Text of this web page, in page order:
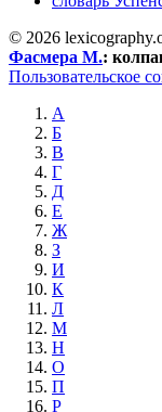
© 2026
Фасмера М.:
Пользовательское
А
Б
В
Г
Д
Е
Ж
З
И
К
Л
М
Н
О
П
Р